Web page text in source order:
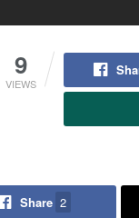
9
VIEWS
Share 2